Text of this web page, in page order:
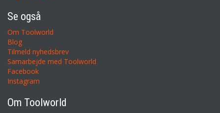
Se også
Om Toolworld
Blog
Tilmeld nyhedsbrev
Samarbejde med Toolworld
Facebook
Instagram
Om Toolworld